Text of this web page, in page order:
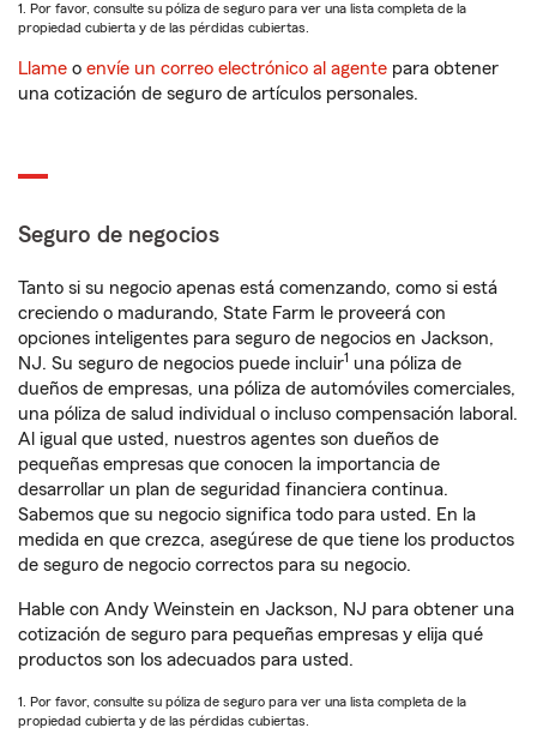
1. Por favor, consulte su póliza de seguro para ver una lista completa de la
propiedad cubierta y de las pérdidas cubiertas.
Llame o envíe un correo electrónico al agente para obtener
una cotización de seguro de artículos personales.
Seguro de negocios
Tanto si su negocio apenas está comenzando, como si está
creciendo o madurando, State Farm le proveerá con
opciones inteligentes para seguro de negocios en Jackson,
NJ. Su seguro de negocios puede incluir1 una póliza de
dueños de empresas, una póliza de automóviles comerciales,
una póliza de salud individual o incluso compensación laboral.
Al igual que usted, nuestros agentes son dueños de
pequeñas empresas que conocen la importancia de
desarrollar un plan de seguridad financiera continua.
Sabemos que su negocio significa todo para usted. En la
medida en que crezca, asegúrese de que tiene los productos
de seguro de negocio correctos para su negocio.
Hable con Andy Weinstein en Jackson, NJ para obtener una
cotización de seguro para pequeñas empresas y elija qué
productos son los adecuados para usted.
1. Por favor, consulte su póliza de seguro para ver una lista completa de la
propiedad cubierta y de las pérdidas cubiertas.